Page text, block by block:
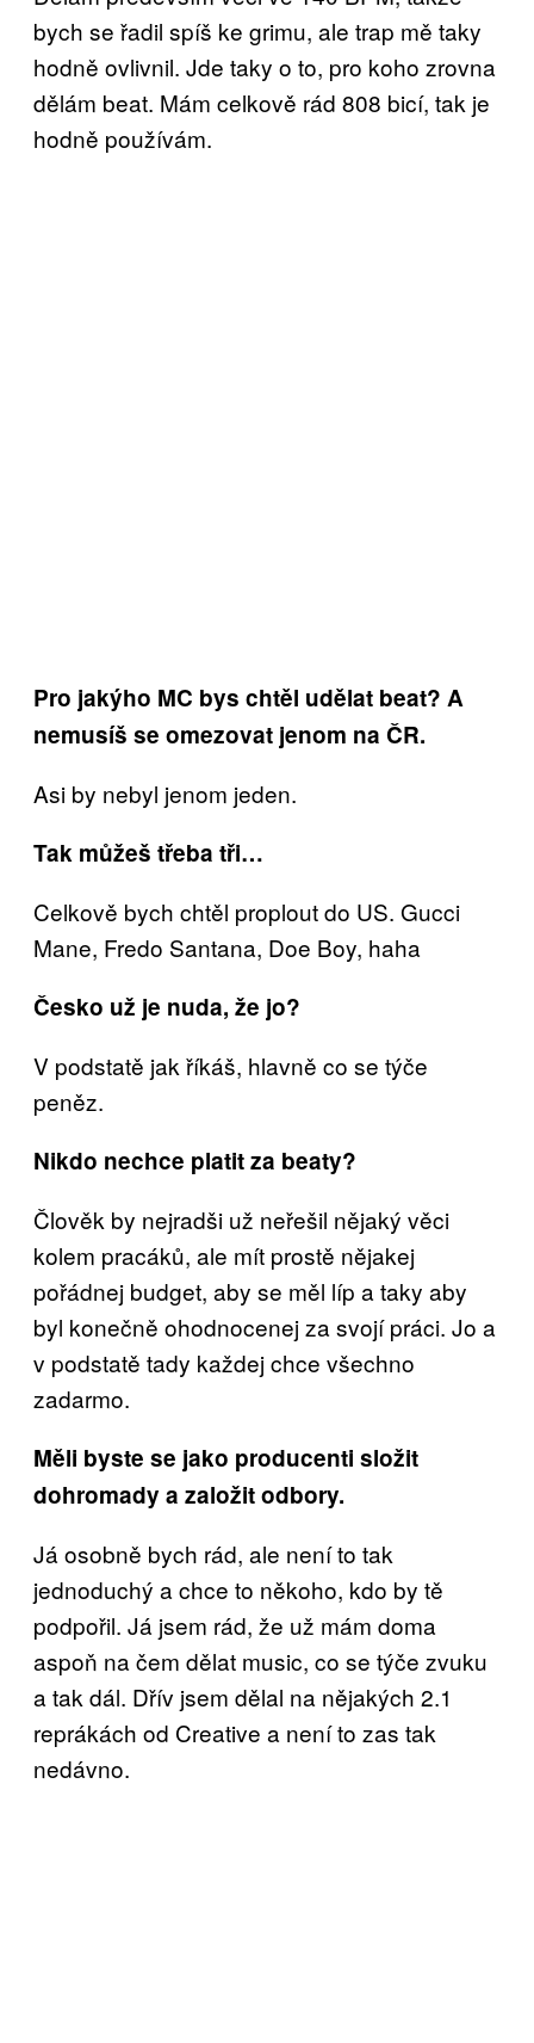
bych se řadil spíš ke grimu, ale trap mě taky
hodně ovlivnil. Jde taky o to, pro koho zrovna
dělám beat. Mám celkově rád 808 bicí, tak je
hodně používám.
Pro jakýho MC bys chtěl udělat beat? A
nemusíš se omezovat jenom na ČR.
Asi by nebyl jenom jeden.
Tak můžeš třeba tři…
Celkově bych chtěl proplout do US. Gucci
Mane, Fredo Santana, Doe Boy, haha
Česko už je nuda, že jo?
V podstatě jak říkáš, hlavně co se týče
peněz.
Nikdo nechce platit za beaty?
Člověk by nejradši už neřešil nějaký věci
kolem pracáků, ale mít prostě nějakej
pořádnej budget, aby se měl líp a taky aby
byl konečně ohodnocenej za svojí práci. Jo a
v podstatě tady každej chce všechno
zadarmo.
Měli byste se jako producenti složit
dohromady a založit odbory.
Já osobně bych rád, ale není to tak
jednoduchý a chce to někoho, kdo by tě
podpořil. Já jsem rád, že už mám doma
aspoň na čem dělat music, co se týče zvuku
a tak dál. Dřív jsem dělal na nějakých 2.1
reprákách od Creative a není to zas tak
nedávno.